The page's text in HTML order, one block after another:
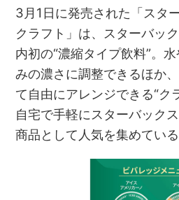
3月1日に発売された「スタ
クラフト」は、スターバッ
内初の“濃縮タイプ飲料”。
みの濃さに調整できるほか
て自由にアレンジできる“ク
自宅で手軽にスターバック
商品として人気を集めている